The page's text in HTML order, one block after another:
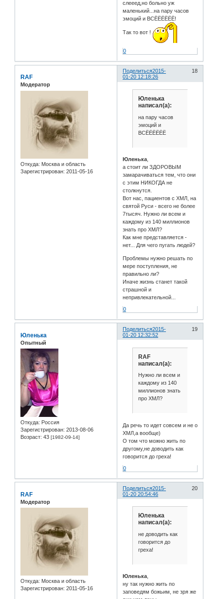
слееед,но больно уж
маленький...на пару часов
эмоций и ВСЁЁЁЁЁЁ!
Так то вот !
0
Поделиться 18
2015-
01-20 12:18:26
RAF
Модератор
Откуда: Москва и область
Зарегистрирован: 2011-05-16
Юленька
написал(а):
на пару часов
эмоций и
ВСЁЁЁЁЁЁ
Юленька
а стоит ли ЗДОРОВЫМ
замарачиваться тем, что они
с этим НИКОГДА не
столкнутся.
Вот нас, пациентов с ХМЛ, на
святой Руси - всего не более
7тысяч. Нужно ли всем и
каждому из 140 миллионов
знать про ХМЛ?
Как мне представляется -
нет... Для чего пугать людей?
Проблемы нужно решать по
мере поступления, не
правильно ли?
Иначе жизнь станет такой
страшной и
непривлекательной...
0
Поделиться 19
2015-
01-20 12:32:52
Юленька
Опытный
Откуда: Россия
Зарегистрирован: 2013-08-06
Возраст: 43 [1982-09-14]
RAF
написал(а):
Нужно ли всем и
каждому из 140
миллионов знать
про ХМЛ?
Да речь то идет совсем и не о
ХМЛ,а вообще)
О том что можно жить по
другому,не доводить как
говорится до греха!
0
Поделиться 20
2015-
01-20 20:54:46
RAF
Модератор
Откуда: Москва и область
Зарегистрирован: 2011-05-16
Юленька
написал(а):
не доводить как
говорится до
греха!
Юленька
ну так нужно жить по
заповедям божьим, не зря же